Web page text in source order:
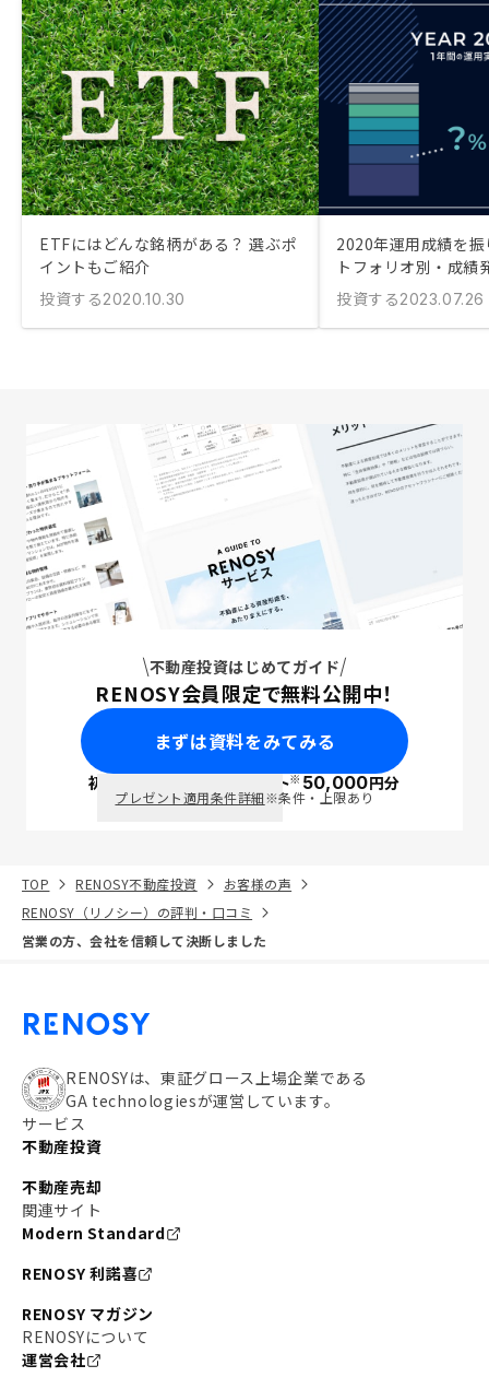
ETFにはどんな銘柄がある？ 選ぶポ
イントもご紹介
投資する2020.10.30
2020年運用成績を
トフォリオ別・成績
投資する2023.07.26
不動産投資はじめてガイド
RENOSY会員限定で無料公開中！
まずは資料をみてみる
初回面談で ポイント※50,000円分
プレゼント適用条件詳細※条件・上限あり
TOP RENOSY不動産投資
お客様の声
RENOSY（リノシー）の評判・口コミ
営業の方、会社を信頼して決断しました
RENOSYは、東証グロース上場企業である
GA technologiesが運営しています。
サービス
不動産投資
不動産売却
関連サイト
Modern Standard
RENOSY 利諾喜
RENOSY マガジン
RENOSYについて
運営会社